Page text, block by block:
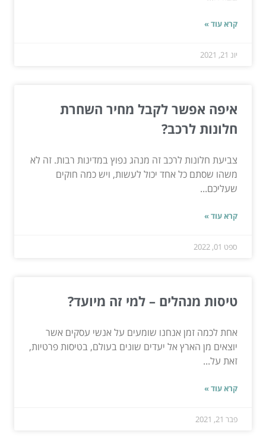
קרא עוד »
יונ 21, 2021
איפה אפשר לקבל מחיר השחרת
חלונות לרכב?
צביעת חלונות לרכב זה מנהג נפוץ במדינות רבות. זה לא
משהו שסתם כל אחד יכול לעשות, ויש כמה חוקים
שעליכם...
קרא עוד »
ספט 01, 2022
טיסות מנהלים – למי זה מיועד?
אחת לכמה זמן אנחנו שומעים על אנשי עסקים אשר
יוצאים מן הארץ אל יעדים שונים בעולם, בטיסות פרטיות,
זאת על...
קרא עוד »
פבר 21, 2021